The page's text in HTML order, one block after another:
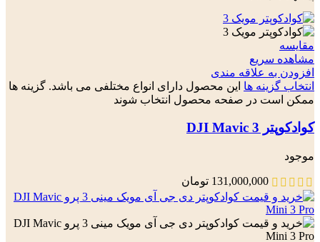
مقایسه
مشاهده سریع
افزودن به علاقه مندی
انتخاب گزینه ها این محصول دارای انواع مختلفی می باشد. گزینه ها
ممکن است در صفحه محصول انتخاب شوند
کوادکوپتر DJI Mavic 3
موجود
131,000,000 تومان